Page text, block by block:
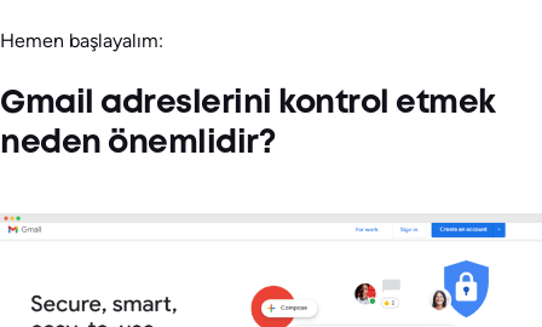
Hemen başlayalım:
Gmail adreslerini kontrol etmek
neden önemlidir?